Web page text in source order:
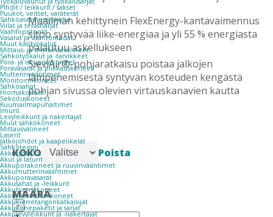
Pihdit / leikkurit / sakset
Puukot, veitset, varaterät
Sähköasennustyökalut
Viilat ja teräsharjat
Vaahtopistoolit
Vasarat ja vääntöraudat
Muut käsityökalut
Mittaus- ja merkintävälineet
Sähkötyökalut ja -tarvikkeet
Pora- ja iskuporakoneet
Poravasarat ja piikkauskoneet
Mutterinvääntimet
Monitoimikoneet
Sähkösahat
Hiomakoneet
Sekoituskoneet
Kuumailmapuhaltimet
Imurit
Levyleikkurit ja nakertajat
Muut sähkökoneet
Mittausvälineet
Laserit
Jatkojohdot ja kaapelikelat
Sähköteippi
Akkutyökalut
Akut ja laturit
Akkuporakoneet ja ruuvinvääntimet
Akkumutterinvääntimet
Akkuporavasarat
Akkusahat ja -leikkurit
Akkuhiomakoneet
Akkumonitoimikoneet
Akkukierretangonkatkaisijat
Akkukonepaketit ja sarjat
Akkulevyleikkurit ja -nakertajat
Maailman kehittynein FlexEnergy-kantavaimennus
sitoo syntyvää liike-energiaa ja yli 55 % energiasta
palautuu askellukseen
SieviAir®-pohjaratkaisu poistaa jalkojen
lämpenemisestä syntyvän kosteuden kengästä
pohjan sivussa olevien virtauskanavien kautta
KOKO Poista
MÄÄRÄ
SIEVI
AIR
-